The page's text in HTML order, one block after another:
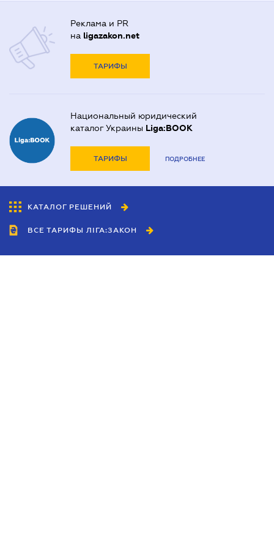
Реклама и PR
на ligazakon.net
ТАРИФЫ
Национальный юридический
каталог Украины Liga:BOOK
ТАРИФЫ ПОДРОБНЕЕ
КАТАЛОГ РЕШЕНИЙ
ВСЕ ТАРИФЫ ЛІГА:ЗАКОН